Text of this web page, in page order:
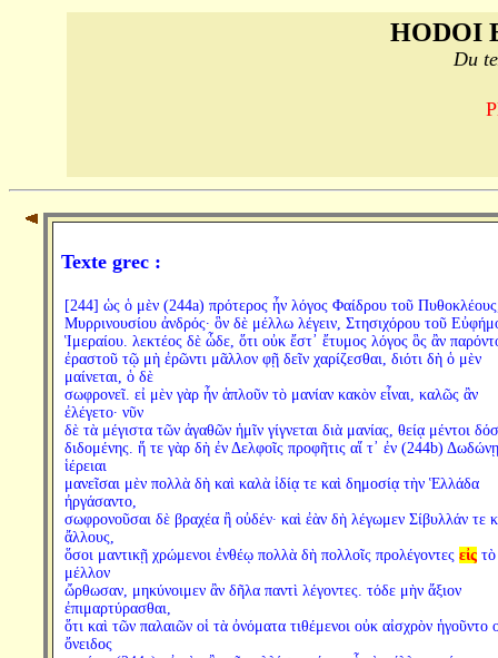
HODOI
Du
Texte grec :
[244] ὡς ὁ μὲν (244a) πρότερος ἦν λόγος Φαίδρου τοῦ
Μυρρινουσίου ἀνδρός· ὃν δὲ μέλλω λέγειν, Στησιχόρου τοῦ
Ἱμεραίου. λεκτέος δὲ ὧδε, ὅτι οὐκ ἔστ᾽ ἔτυμος λόγος ὃς ἂν
ἐραστοῦ τῷ μὴ ἐρῶντι μᾶλλον φῇ δεῖν χαρίζεσθαι, διότι δὴ ὁ μὲν
μαίνεται, ὁ δὲ
σωφρονεῖ. εἰ μὲν γὰρ ἦν ἁπλοῦν τὸ μανίαν κακὸν εἶναι, καλῶς ἂν
ἐλέγετο· νῦν
δὲ τὰ μέγιστα τῶν ἀγαθῶν ἡμῖν γίγνεται διὰ μανίας, θείᾳ μέντοι
διδομένης. ἥ τε γὰρ δὴ ἐν Δελφοῖς προφῆτις αἵ τ᾽ ἐν (244b) Δωδώνῃ
ἱέρειαι
μανεῖσαι μὲν πολλὰ δὴ καὶ καλὰ ἰδίᾳ τε καὶ δημοσίᾳ τὴν Ἑλλάδα
ἠργάσαντο,
σωφρονοῦσαι δὲ βραχέα ἢ οὐδέν· καὶ ἐὰν δὴ λέγωμεν Σίβυλλάν τε
ἄλλους,
ὅσοι μαντικῇ χρώμενοι ἐνθέῳ πολλὰ δὴ πολλοῖς προλέγοντες εἰςτὸ
μέλλον
ὤρθωσαν, μηκύνοιμεν ἂν δῆλα παντὶ λέγοντες. τόδε μὴν ἄξιον
ἐπιμαρτύρασθαι,
ὅτι καὶ τῶν παλαιῶν οἱ τὰ ὀνόματα τιθέμενοι οὐκ αἰσχρὸν ἡγοῦντο
ὄνειδος